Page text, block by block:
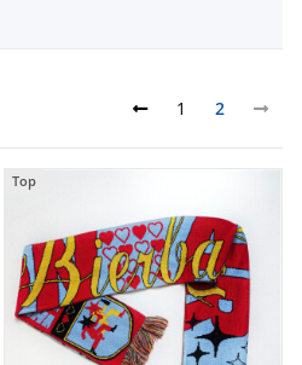
1 2
Top